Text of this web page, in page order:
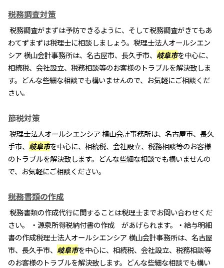
税務調査対策
税務調査がまずは予防できるように、そして税務調査がきてもあ
わてずまずは税理士に相談しましょう。税理士法人オールシエン
シア 横山会計事務所は、名古屋市、長久手市、 岐阜市を中心に、
相続税、会社設立、税務相談等のお客様のトラブルを解決致しま
す。どんな些細な相談でも構いませんので、お気軽にご相談くだ
さい。
節税対策
税理士法人オールシエンシア 横山会計事務所は、名古屋市、長久
手市、 岐阜市を中心に、相続税、会社設立、税務相談等のお客様
のトラブルを解決致します。どんな些細な相談でも構いませんの
で、お気軽にご相談ください。
税務書類の作成
税務書類の作成代行に関することは税理士までお問い合わせくだ
さい。 ・源泉所得税納付書の作成 があげられます。・給与明細
書の作成税理士法人オールシエンシア 横山会計事務所は、名古屋
市、長久手市、 岐阜市を中心に、相続税、会社設立、税務相談等
のお客様のトラブルを解決致します。どんな些細な相談でも構い